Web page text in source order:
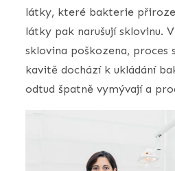
látky, které bakterie
látky pak narušují sklovinu.
sklovina poškozena, proces
kavitě dochází k ukládání
odtud špatně vymývají a